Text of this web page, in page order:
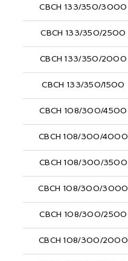
СВСН 133/350/3000
СВСН 133/350/2500
СВСН 133/350/2000
СВСН 133/350/1500
СВСН 108/300/4500
СВСН 108/300/4000
СВСН 108/300/3500
СВСН 108/300/3000
СВСН 108/300/2500
СВСН 108/300/2000